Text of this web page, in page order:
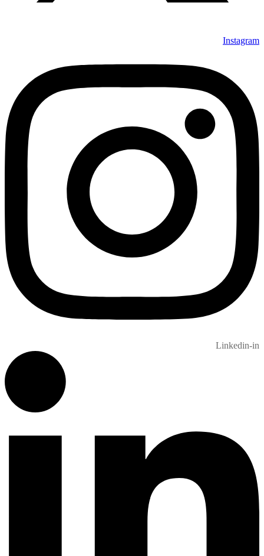
Instagram
Linkedin-in